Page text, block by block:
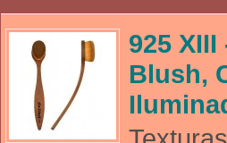
925
Blush,